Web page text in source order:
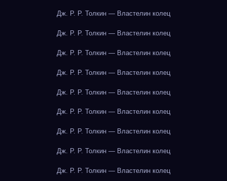
Дж. Р. Р. Толкин — Властелин колец
Дж. Р. Р. Толкин — Властелин колец
Дж. Р. Р. Толкин — Властелин колец
Дж. Р. Р. Толкин — Властелин колец
Дж. Р. Р. Толкин — Властелин колец
Дж. Р. Р. Толкин — Властелин колец
Дж. Р. Р. Толкин — Властелин колец
Дж. Р. Р. Толкин — Властелин колец
Дж. Р. Р. Толкин — Властелин колец